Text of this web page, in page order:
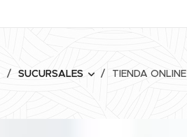
SUCURSALES TIENDA ONLINE